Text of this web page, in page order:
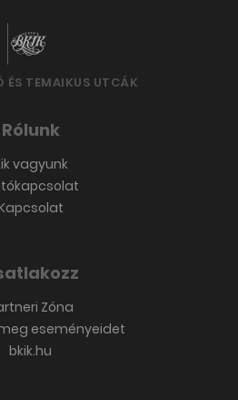
ÉS TEMAIKUS UTCÁK
Rólunk
vagyunk
Zóna
eseményeidet
bkik.hu